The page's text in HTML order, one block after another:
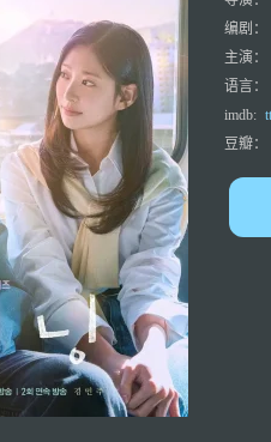
编剧：
主演：
语言：
imdb:
豆瓣：